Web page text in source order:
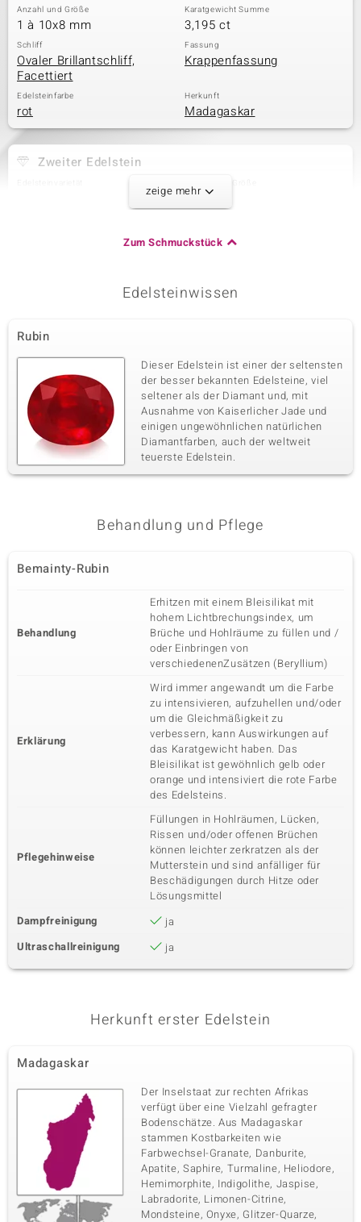
Anzahl und Größe
1 à 10x8 mm
Karatgewicht Summe
3,195 ct
Schliff
Ovaler Brillantschliff,
Facettiert
Fassung
Krappenfassung
Edelsteinfarbe
rot
Herkunft
Madagaskar
Zweiter Edelstein
22 à 1,5 mm
Rundschliff
Edelsteinvarietät
Zirkon 2 à 1,3 mm
Karatgewicht Summe
0,03 ct
Schliff
Rundschliff
Fassung
Krappenfassung
Herkunft
Kambodscha
Vierter Edelstein
1 à 1,2 mm
Fassung
zeige mehr
Zum Schmuckstück
Edelsteinwissen
Rubin
Dieser Edelstein ist einer der seltensten
der besser bekannten Edelsteine, viel
seltener als der Diamant und, mit
Ausnahme von Kaiserlicher Jade und
einigen ungewöhnlichen natürlichen
Diamantfarben, auch der weltweit
teuerste Edelstein.
Behandlung und Pflege
Bemainty-Rubin
Behandlung
Erhitzen mit einem Bleisilikat mit
hohem Lichtbrechungsindex, um
Brüche und Hohlräume zu füllen und /
oder Einbringen von
verschiedenenZusätzen (Beryllium)
Erklärung
Wird immer angewandt um die Farbe
zu intensivieren, aufzuhellen und/oder
um die Gleichmäßigkeit zu
verbessern, kann Auswirkungen auf
das Karatgewicht haben. Das
Bleisilikat ist gewöhnlich gelb oder
orange und intensiviert die rote Farbe
des Edelsteins.
Pflegehinweise
Füllungen in Hohlräumen, Lücken,
Rissen und/oder offenen Brüchen
können leichter zerkratzen als der
Mutterstein und sind anfälliger für
Beschädigungen durch Hitze oder
Lösungsmittel
Dampfreinigung
ja
Ultraschallreinigung
ja
Herkunft erster Edelstein
Madagaskar
Der Inselstaat zur rechten Afrikas
verfügt über eine Vielzahl gefragter
Bodenschätze. Aus Madagaskar
stammen Kostbarkeiten wie
Farbwechsel-Granate, Danburite,
Apatite, Saphire, Turmaline, Heliodore,
Hemimorphite, Indigolithe, Jaspise,
Labradorite, Limonen-Citrine,
Mondsteine, Onyxe, Glitzer-Quarze,